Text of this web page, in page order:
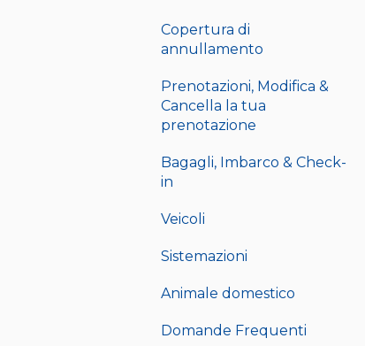
Copertura di
annullamento
Prenotazioni, Modifica &
Cancella la tua
prenotazione
Bagagli, Imbarco & Check-
in
Veicoli
Sistemazioni
Animale domestico
Domande Frequenti